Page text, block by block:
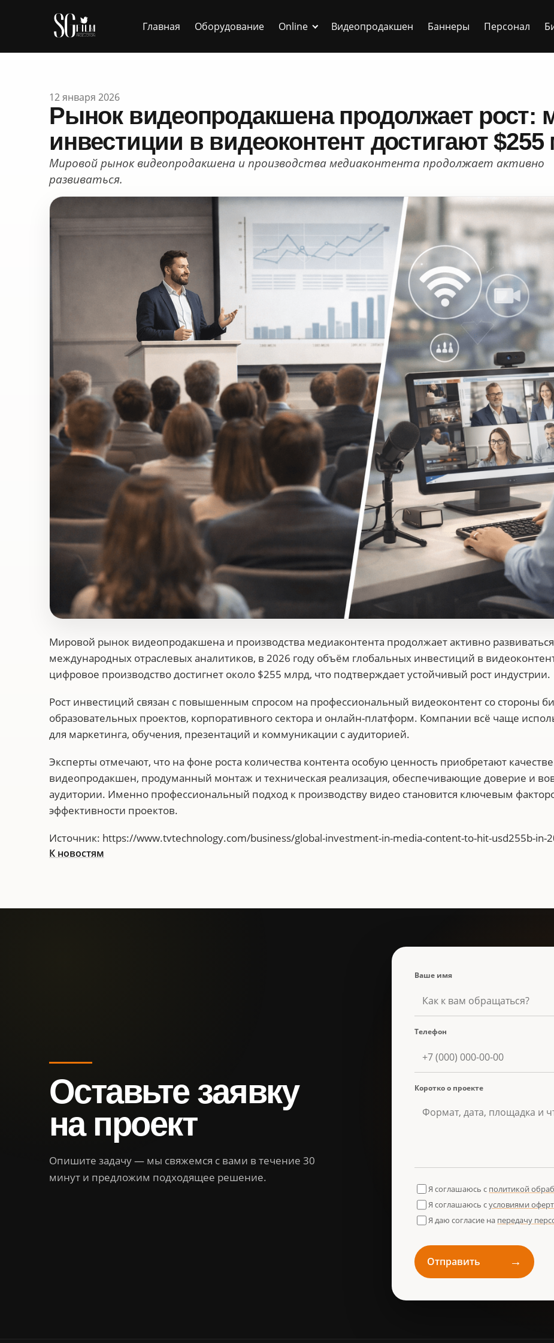
Главная Оборудование Online Видеопродакшен Баннеры Персонал
12 января 2026
Рынок видеопродакшена продолжает рост:
инвестиции в видеоконтент достигают
Мировой рынок видеопродакшена и производства медиаконтента продолжает активно
развиваться.
Мировой рынок видеопродакшена и производства медиаконтента продолжает активно
международных отраслевых аналитиков, в 2026 году объём глобальных инвестиций в
цифровое производство достигнет около $255 млрд, что подтверждает устойчивый рост индустрии.
Рост инвестиций связан с повышенным спросом на профессиональный видеоконтент со стороны
образовательных проектов, корпоративного сектора и онлайн-платформ. Компании всё чаще
для маркетинга, обучения, презентаций и коммуникации с аудиторией.
Эксперты отмечают, что на фоне роста количества контента особую ценность приобретают
видеопродакшен, продуманный монтаж и техническая реализация, обеспечивающие доверие и
аудитории. Именно профессиональный подход к производству видео становится ключевым
эффективности проектов.
Источник: https://www.tvtechnology.com/business/global-investment-in-media-content-to-hit-usd255b-in-
К новостям
Оставьте заявку
на проект
Опишите задачу — мы свяжемся с вами в течение 30
минут и предложим подходящее решение.
Ваше имя
Телефон
Коротко о проекте
Я соглашаюсь с политикой
Я соглашаюсь сусловиями
Я даю согласие на передачу
Отправить →